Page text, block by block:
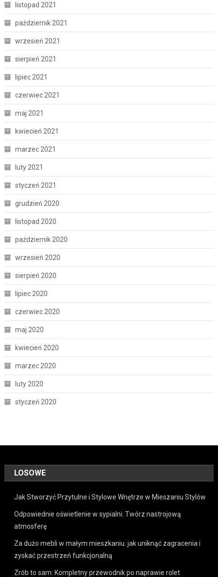
listopad 2021
październik 2021
wrzesień 2021
sierpień 2021
lipiec 2021
czerwiec 2021
maj 2021
kwiecień 2021
marzec 2021
luty 2021
styczeń 2021
grudzień 2020
listopad 2020
październik 2020
wrzesień 2020
sierpień 2020
lipiec 2020
czerwiec 2020
maj 2020
kwiecień 2020
marzec 2020
luty 2020
styczeń 2020
LOSOWE
Jak Stworzyć Przytulne i Stylowe Wnętrze w Mieszaniu Stylów
Odpowiednie oświetlenie w sypialni: Twórz nastrojową
atmosferę
Za dużo mebli w małym mieszkaniu: jak uniknąć zagracenia i
zyskać przestrzeń funkcjonalną
Zrób to sam: Kompletny przewodnik po naprawie rolet